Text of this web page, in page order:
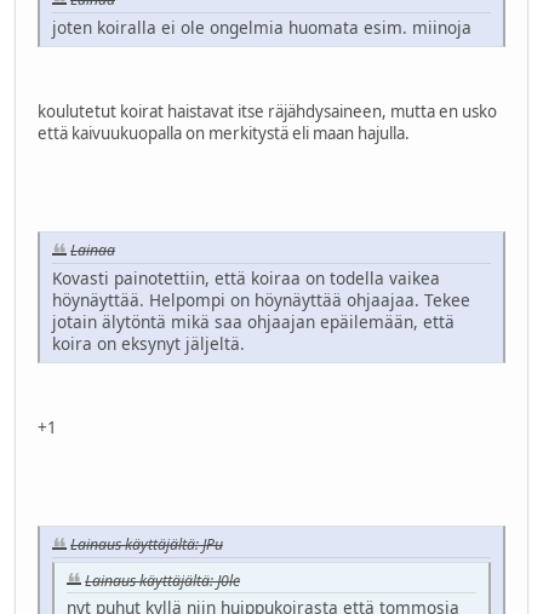
joten koiralla ei ole ongelmia huomata esim. miinoja
koulutetut koirat haistavat itse räjähdysaineen, mutta en usko
että kaivuukuopalla on merkitystä eli maan hajulla.
Lainaa
Kovasti painotettiin, että koiraa on todella vaikea
höynäyttää. Helpompi on höynäyttää ohjaajaa. Tekee
jotain älytöntä mikä saa ohjaajan epäilemään, että
koira on eksynyt jäljeltä.
+1
Lainaus käyttäjältä: JPu
Lainaus käyttäjältä: J0le
nyt puhut kyllä niin huippukoirasta että tommosia